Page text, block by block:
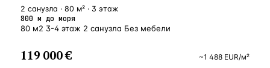
2 санузла · 80 м² · 3 этаж
800 м до моря
80 м2 3-4 этаж 2 санузла Без мебели
119 000 € ~1 488 EUR/м²